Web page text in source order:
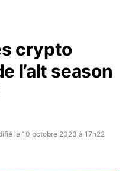
crypto
l’alt season
le 10 octobre 2023 à 17h22